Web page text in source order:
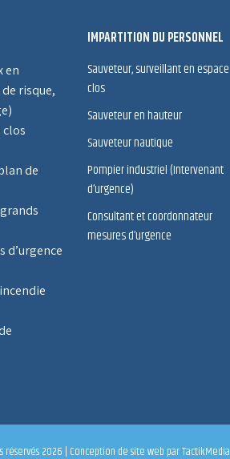
en
risque,
clos
de
d’urgence
IMPARTITION DU PERSONNEL
Sauveteur, surveillant en espace
clos
Sauveteur en hauteur
Sauveteur nautique
Pompier industriel (Intervenant
d’urgence)
Consultant et coordonnateur
mesures d’urgence
réservés 2026 | Conception de site web par TactikMedia